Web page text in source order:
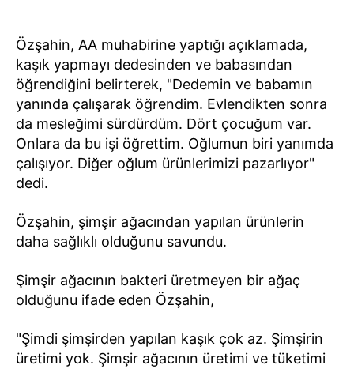
Özşahin, AA muhabirine yaptığı açıklamada,
kaşık yapmayı dedesinden ve babasından
öğrendiğini belirterek, "Dedemin ve babamın
yanında çalışarak öğrendim. Evlendikten sonra
da mesleğimi sürdürdüm. Dört çocuğum var.
Onlara da bu işi öğrettim. Oğlumun biri yanımda
çalışıyor. Diğer oğlum ürünlerimizi pazarlıyor"
dedi.
Özşahin, şimşir ağacından yapılan ürünlerin
daha sağlıklı olduğunu savundu.
Şimşir ağacının bakteri üretmeyen bir ağaç
olduğunu ifade eden Özşahin,
"Şimdi şimşirden yapılan kaşık çok az. Şimşirin
üretimi yok. Şimşir ağacının üretimi ve tüketimi